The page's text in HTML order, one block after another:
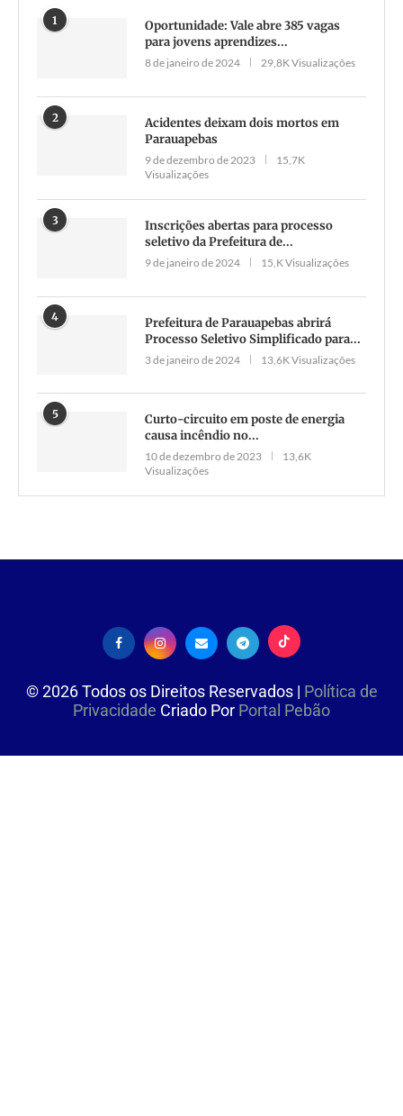
1
Oportunidade: Vale abre 385 vagas
para jovens aprendizes...
8 de janeiro de 2024 29,8K Visualizações
2
Acidentes deixam dois mortos em
Parauapebas
9 de dezembro de 2023
15,7K
Visualizações
3
Inscrições abertas para processo
seletivo da Prefeitura de...
9 de janeiro de 2024 15,K Visualizações
4
Prefeitura de Parauapebas abrirá
Processo Seletivo Simplificado para...
3 de janeiro de 2024 13,6K Visualizações
5
Curto-circuito em poste de energia
causa incêndio no...
10 de dezembro de 2023
13,6K
Visualizações
©2026Todos os Direitos Reservados | Política de
Privacidade Criado Por Portal Pebão